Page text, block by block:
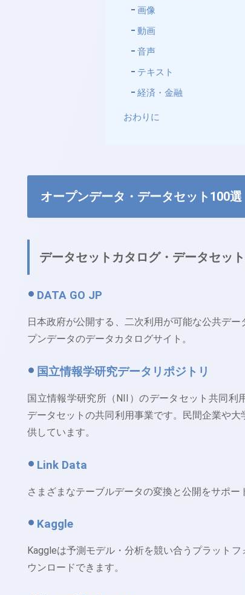
画像
動画
音声
テキスト
経済・金融
おわりに
オープンデータ・データセット100選
データセットカタログ・データセッ
DATA GO JP
日本政府が公開する、二次利用が可能な公共デ
プンデータのデータカタログサイト。
国立情報学研究データリポジトリ
国立情報学研究所（NII）のデータセット共同利
データセットの共同利用事業です。民間企業や
供しています。
Link Data
さまざまなテーブルデータの変換と公開をサポー
Kaggle
Kaggleは予測モデル・分析を競い合うプラット
ウンロードできます。